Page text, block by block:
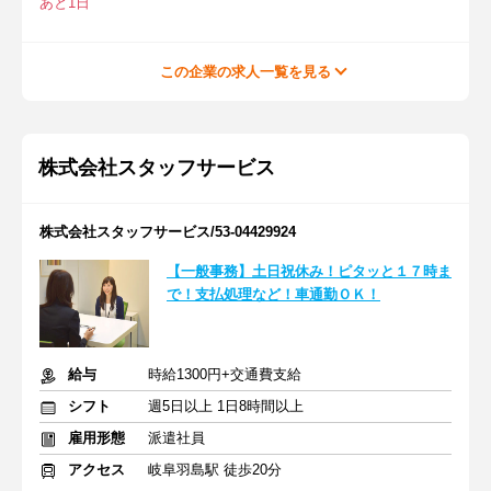
この企業の求人一覧を見る
株式会社スタッフサービス
株式会社スタッフサービス/53-04429924
【一般事務】土日祝休み！ピタッと１７時ま
で！支払処理など！車通勤ＯＫ！
給与
時給1300円+交通費支給
シフト
週5日以上 1日8時間以上
雇用形態
派遣社員
アクセス
岐阜羽島駅 徒歩20分